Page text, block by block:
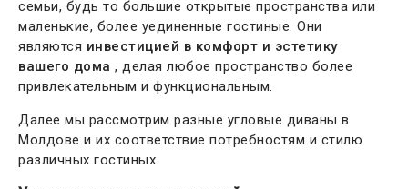
семьи, будь то большие открытые пространства или
маленькие, более уединенные гостиные. Они
являются инвестицией в комфорт и эстетику
вашего дома , делая любое пространство более
привлекательным и функциональным.
Далее мы рассмотрим разные угловые диваны в
Молдове и их соответствие потребностям и стилю
различных гостиных.